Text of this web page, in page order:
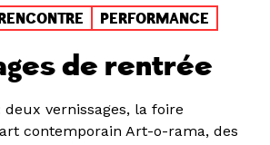
PERFORMANCE
de rentrée
vernissages, la foire
contemporain Art-o-rama, des